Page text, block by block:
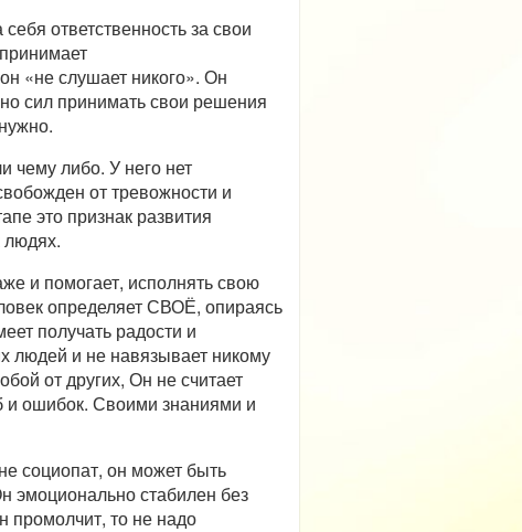
ответственность за свои
«не слушает никого». Он
сил принимать свои решения
чему либо. У него нет
от тревожности и
это признак развития
людях.
и помогает, исполнять свою
определяет СВОЁ, опираясь
получать радости и
людей и не навязывает никому
от других, Он не считает
ошибок. Своими знаниями и
социопат, он может быть
эмоционально стабилен без
промолчит, то не надо